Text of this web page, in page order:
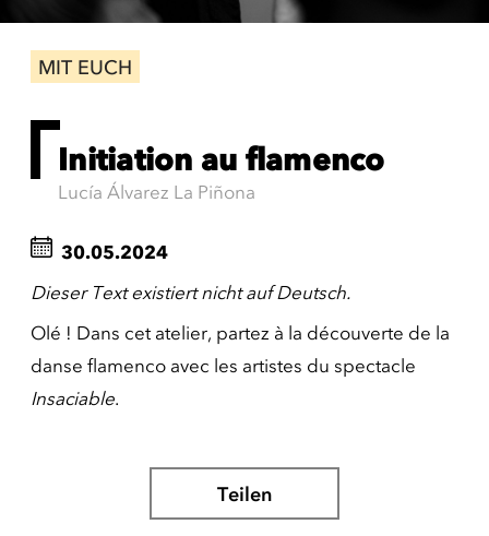
MIT EUCH
Initiation au flamenco
Lucía Álvarez La Piñona
30.05.2024
Dieser Text existiert nicht auf Deutsch.
Olé ! Dans cet atelier, partez à la découverte de la
danse flamenco avec les artistes du spectacle
Insaciable.
Teilen